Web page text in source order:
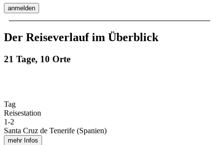
anmelden
Der Reiseverlauf im Überblick
21 Tage, 10 Orte
Tag
Reisestation
1-2
Santa Cruz de Tenerife (Spanien)
mehr Infos